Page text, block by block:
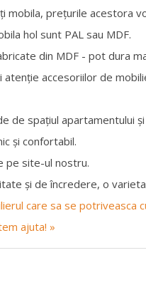
mobila, prețurile acestora
hol sunt PAL sau MDF.
din MDF - pot dura
accesoriilor de
de spațiul apartamentului
și confortabil.
pe site-ul nostru.
și de încredere, o
care sa se potriveasca
ajuta! »